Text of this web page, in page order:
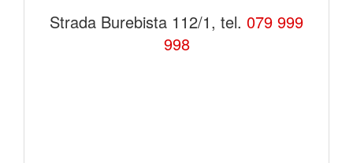
Strada Burebista 112/1, tel. 079 999
998